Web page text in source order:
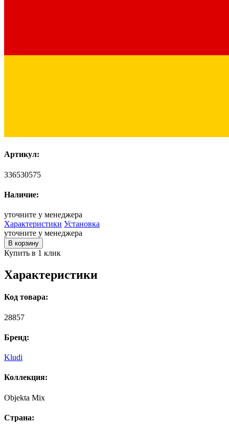
Артикул:
336530575
Наличие:
уточните у менеджера
Характеристики Установка
уточните у менеджера
В корзину
Купить в 1 клик
Характеристики
Код товара:
28857
Бренд:
Kludi
Коллекция:
Objekta Mix
Страна: